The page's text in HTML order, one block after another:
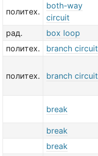
политех.
both-way
circuit
рад.
box loop
политех.
branch circuit
политех. branch circuit
break
break
break